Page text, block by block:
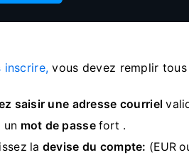
inscrire, vous devez remplir
saisir une adresse courriel
un mot de passefort .
la devise du compte: (EUR